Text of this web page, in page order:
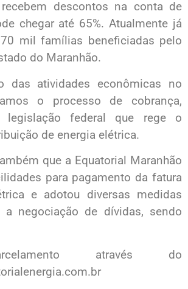
descontos na conta de
chegar até 65%. Atualmente já
mil famílias beneficiadas pelo
do Maranhão.
das atividades econômicas no
o processo de cobrança,
legislação federal que rege o
de energia elétrica.
que a Equatorial Maranhão
para pagamento da fatura
e adotou diversas medidas
a negociação de dívidas, sendo
parcelamento através do